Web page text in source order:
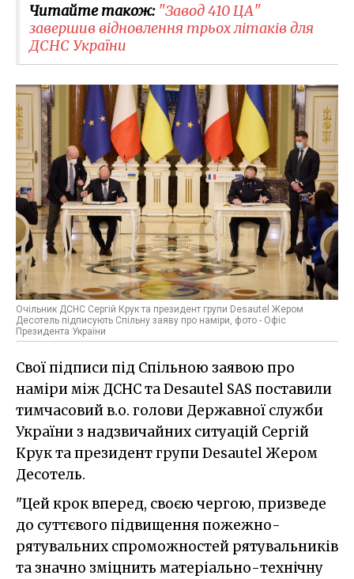
Читайте також: "Завод 410 ЦА"
завершив відновлення трьох літаків для
ДСНС України
Очільник ДСНС Сергій Крук та президент групи Desautel Жером
Десотель підписують Спільну заяву про наміри, фото - Офіс
Президента України
Свої підписи під Спільною заявою про
наміри між ДСНС та Desautel SAS поставили
тимчасовий в.о. голови Державної служби
України з надзвичайних ситуацій Сергій
Крук та президент групи Desautel Жером
Десотель.
"Цей крок вперед, своєю чергою, призведе
до суттєвого підвищення пожежно-
рятувальних спроможностей рятувальників
та значно зміцнить матеріально-технічну